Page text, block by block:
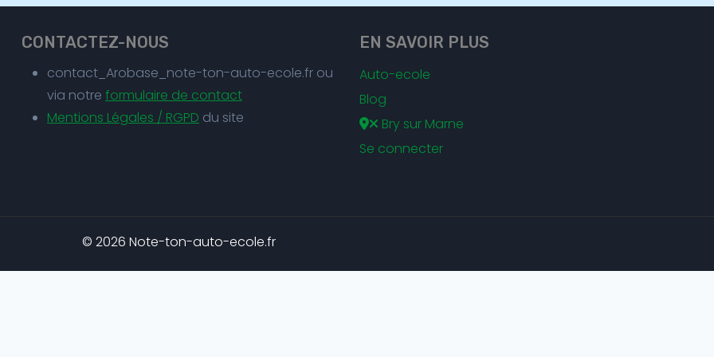
CONTACTEZ-NOUS
contact_Arobase_note-ton-auto-ecole.fr ou
via notre formulaire de contact
Mentions Légales / RGPD du site
EN SAVOIR PLUS
Auto-ecole
Blog
Bry sur Marne
Se connecter
© 2026 Note-ton-auto-ecole.fr